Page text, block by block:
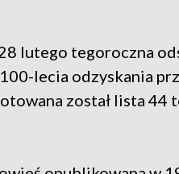
lutego tegoroczna
lecia odzyskania
został lista 44